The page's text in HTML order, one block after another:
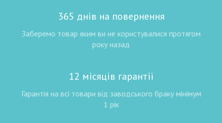
365 днів на повернення
Заберемо товар яким ви не користувалися протягом
року назад
12 місяців гарантії
Гарантія на всі товари від заводського браку мінімум
1 рік